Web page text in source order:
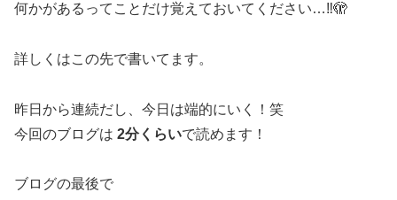
何かがあるってことだけ覚えておいてください…‼︎🫣
詳しくはこの先で書いてます。
昨日から連続だし、今日は端的にいく！笑
今回のブログは 2分くらいで読めます！
ブログの最後で